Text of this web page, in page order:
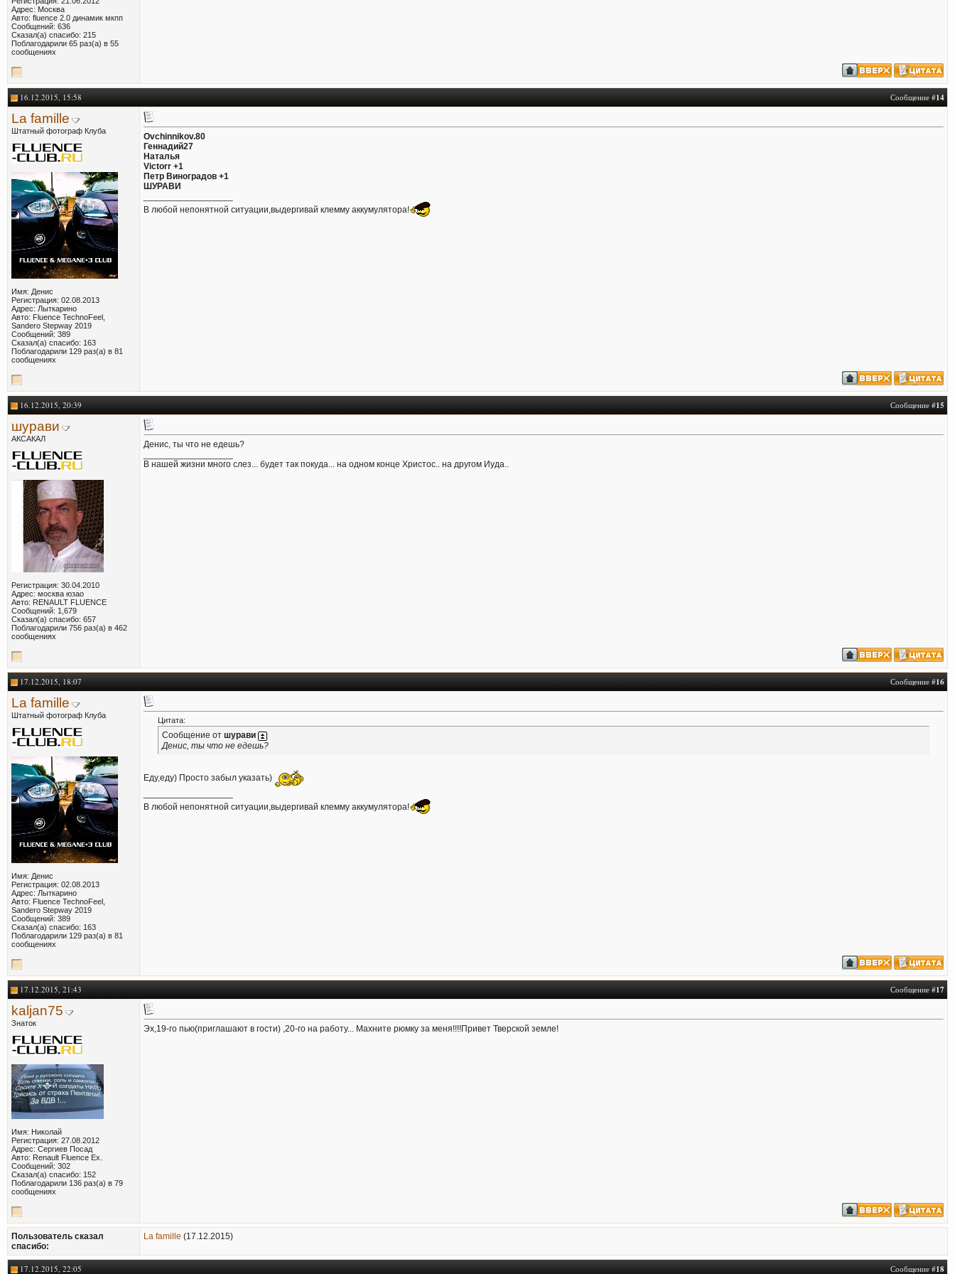
Адрес: Москва
Авто: fluence 2.0 динамик мкпп
Сообщений: 636
Сказал(а) спасибо: 215
Поблагодарили 65 раз(а) в 55
сообщениях
16.12.2015, 15:58 Сообщение #14
La famille
Штатный фотограф Клуба
Имя: Денис
Регистрация: 02.08.2013
Адрес: Лыткарино
Авто: Fluence TechnoFeel,
Sandero Stepway 2019
Сообщений: 389
Сказал(а) спасибо: 163
Поблагодарили 129 раз(а) в 81
сообщениях
Ovchinnikov.80
Геннадий27
Наталья
Victorr +1
Петр Виноградов +1
ШУРАВИ
В любой непонятной ситуации,выдергивай клемму аккумулятора!
16.12.2015, 20:39 Сообщение #15
шурави
АКСАКАЛ
Регистрация: 30.04.2010
Адрес: москва юзао
Авто: RENAULT FLUENCE
Сообщений: 1,679
Сказал(а) спасибо: 657
Поблагодарили 756 раз(а) в 462
сообщениях
Денис, ты что не едешь?
В нашей жизни много слез... будет так покуда... на одном конце Христос.. на другом Иуда..
17.12.2015, 18:07 Сообщение #16
La famille
Штатный фотограф Клуба
Имя: Денис
Регистрация: 02.08.2013
Адрес: Лыткарино
Авто: Fluence TechnoFeel,
Sandero Stepway 2019
Сообщений: 389
Сказал(а) спасибо: 163
Поблагодарили 129 раз(а) в 81
сообщениях
Цитата:
Сообщение от шурави
Денис, ты что не едешь?
Еду,еду) Просто забыл указать)
В любой непонятной ситуации,выдергивай клемму аккумулятора!
17.12.2015, 21:43 Сообщение #17
kaljan75
Знаток
Имя: Николай
Регистрация: 27.08.2012
Адрес: Сергиев Посад
Авто: Renault Fluence Ex.
Сообщений: 302
Сказал(а) спасибо: 152
Поблагодарили 136 раз(а) в 79
сообщениях
Эх,19-го пью(приглашают в гости) ,20-го на работу... Махните рюмку за меня!!!!Привет Тверской земле!
Пользователь сказал
cпасибо:
La famille (17.12.2015)
17.12.2015, 22:05 Сообщение #18